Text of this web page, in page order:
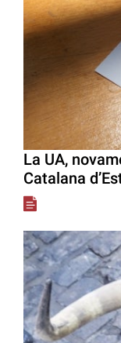
La UA,
Catalana